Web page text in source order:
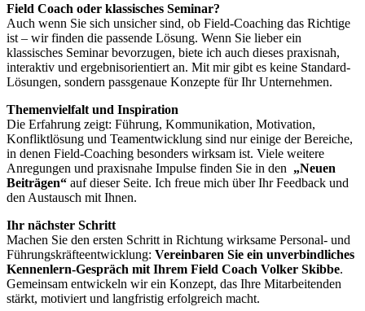
Field Coach oder klassisches Seminar?
Auch wenn Sie sich unsicher sind, ob Field-Coaching das Richtige
ist – wir finden die passende Lösung. Wenn Sie lieber ein
klassisches Seminar bevorzugen, biete ich auch dieses praxisnah,
interaktiv und ergebnisorientiert an. Mit mir gibt es keine Standard-
Lösungen, sondern passgenaue Konzepte für Ihr Unternehmen.
Themenvielfalt und Inspiration
Die Erfahrung zeigt: Führung, Kommunikation, Motivation,
Konfliktlösung und Teamentwicklung sind nur einige der Bereiche,
in denen Field-Coaching besonders wirksam ist. Viele weitere
Anregungen und praxisnahe Impulse finden Sie in den „Neuen
Beiträgen“ auf dieser Seite. Ich freue mich über Ihr Feedback und
den Austausch mit Ihnen.
Ihr nächster Schritt
Machen Sie den ersten Schritt in Richtung wirksame Personal- und
Führungskräfteentwicklung: Vereinbaren Sie ein unverbindliches
Kennenlern-Gespräch mit Ihrem Field Coach Volker Skibbe.
Gemeinsam entwickeln wir ein Konzept, das Ihre Mitarbeitenden
stärkt, motiviert und langfristig erfolgreich macht.